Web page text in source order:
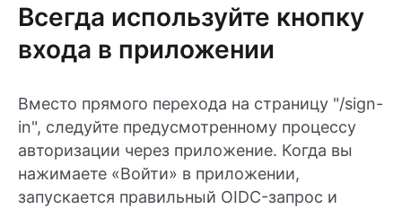
Всегда используйте кнопку
входа в приложении
Вместо прямого перехода на страницу "/sign-
in", следуйте предусмотренному процессу
авторизации через приложение. Когда вы
нажимаете «Войти» в приложении,
запускается правильный OIDC-запрос и